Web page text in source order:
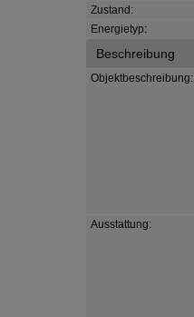
Zustand:
Energietyp:
Beschreibung
Objektbeschreibung:
Ausstattung: